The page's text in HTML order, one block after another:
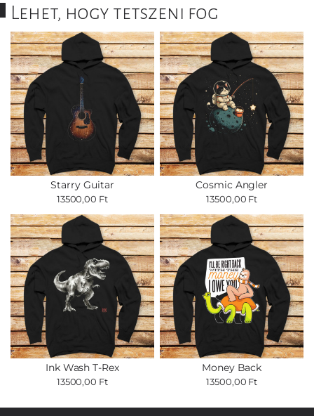
Lehet, hogy tetszeni fog
Starry Guitar
13500,00 Ft
Cosmic Angler
13500,00 Ft
Ink Wash T-Rex
13500,00 Ft
Money Back
13500,00 Ft